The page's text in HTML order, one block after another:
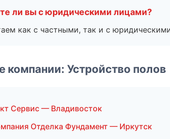
ли вы с юридическими лицами?
как с частными, так и с
компании: Устройство полов
Сервис — Владивосток
Отделка Фундамент — Иркутск